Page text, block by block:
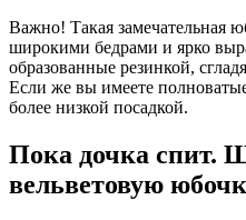
Важно! Такая замечательная
широкими бедрами и ярко
образованные резинкой,
Если же вы имеете
более низкой посадкой.
Пока дочка спит.
вельветовую